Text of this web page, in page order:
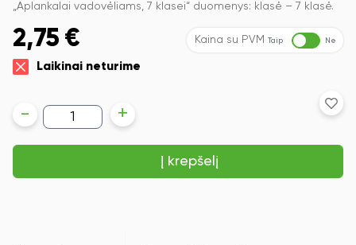
„Aplankalai vadovėliams, 7 klasei“ duomenys: klasė – 7 klasė.
2,75 € Kaina su PVM Taip Ne
Laikinai neturime
produkto
kiekis:
Aplankalai
vadovėliams,
klasei
- +
Į krepšelį